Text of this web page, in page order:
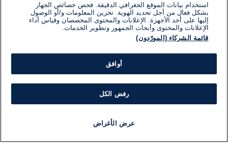
استخدام بيانات الموقع الجغرافي الدقيقة. فحص خصائص الجهاز
بشكل فعال من أجل تحديد الهوية. تخزين المعلومات و/أو الوصول
إليها على أحد الأجهزة. الإعلانات والمحتوى المخصصان وقياس أداء
الإعلانات والمحتوى وأبحاث الجمهور وتطوير الخدمات.
قائمة الشركاء (المورّدون)
أوافق
رفض الكل
عرض الأغراض